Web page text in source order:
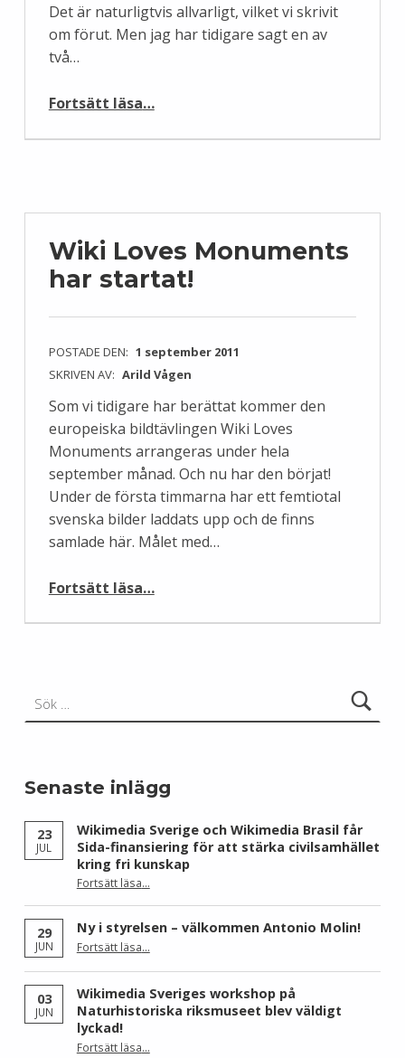
Det är naturligtvis allvarligt, vilket vi skrivit
om förut. Men jag har tidigare sagt en av
två…
Fortsätt läsa…
Wiki Loves Monuments
har startat!
POSTADE DEN: 1 september 2011
SKRIVEN AV: Arild Vågen
Som vi tidigare har berättat kommer den
europeiska bildtävlingen Wiki Loves
Monuments arrangeras under hela
september månad. Och nu har den börjat!
Under de första timmarna har ett femtiotal
svenska bilder laddats upp och de finns
samlade här. Målet med…
Fortsätt läsa…
Senaste inlägg
23
JUL
Wikimedia Sverige och Wikimedia Brasil får
Sida-finansiering för att stärka civilsamhället
kring fri kunskap
Fortsätt läsa“Wikimedia Sverige och Wikimedia Brasil får Sida-finansiering för att stärka civilsamhället kring fri kunskap”
…
29
JUN
Ny i styrelsen – välkommen Antonio Molin!
Fortsätt läsa“Ny i styrelsen – välkommen Antonio Molin!”
…
03
JUN
Wikimedia Sveriges workshop på
Naturhistoriska riksmuseet blev väldigt
lyckad!
Fortsätt läsa“Wikimedia Sveriges workshop på Naturhistoriska riksmuseet blev väldigt lyckad!”
…